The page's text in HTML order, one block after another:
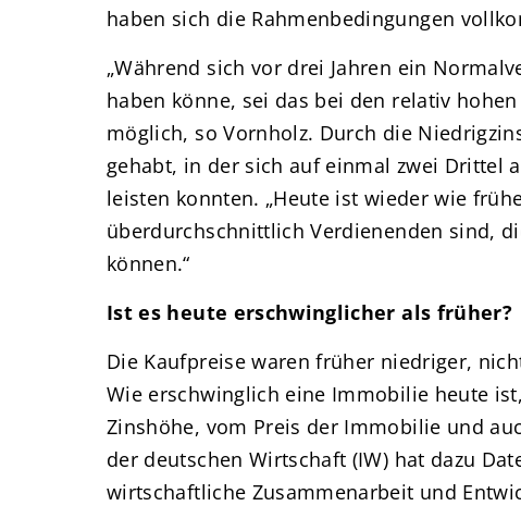
haben sich die Rahmenbedingungen
„Während sich vor drei Jahren ein
haben könne, sei das bei den relativ
möglich, so Vornholz. Durch die
gehabt, in der sich auf einmal zwei Drittel
leisten konnten. „Heute ist wieder wie
überdurchschnittlich Verdienenden sind,
können.“
Ist es heute erschwinglicher als früher?
Die Kaufpreise waren früher niedriger,
Wie erschwinglich eine Immobilie heute
Zinshöhe, vom Preis der Immobilie und
der deutschen Wirtschaft (IW) hat dazu
wirtschaftliche Zusammenarbeit und